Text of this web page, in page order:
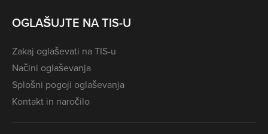
OGLAŠUJTE NA TIS-U
Zakaj oglaševati na TIS-u
Načini oglaševanja
Splošni pogoji oglaševanja
Kontakt in naročilo